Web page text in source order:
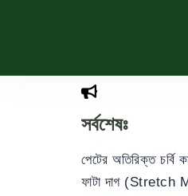
সর্বশেষঃ
পেটের অতিরিক্ত চর্বি
ফাটা দাগ (Stretch